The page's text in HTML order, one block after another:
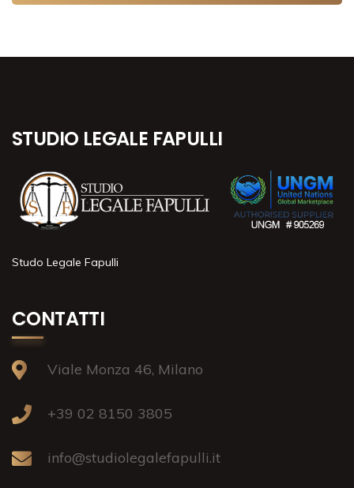
STUDIO LEGALE FAPULLI
Studo Legale Fapulli
CONTATTI
Viale Monza 46, Milano
+39 02 8150 3805
info@studiolegalefapulli.it